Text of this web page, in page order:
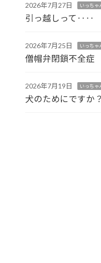
2026年7月27日 いっちゃ
引っ越しって‥‥
2026年7月25日 いっちゃ
僧帽弁閉鎖不全症
2026年7月19日 いっちゃ
犬のためにですか？